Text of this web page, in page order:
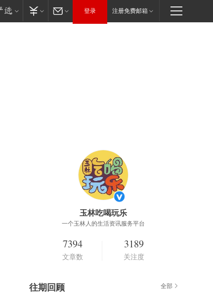
登录 注册免费邮箱
玉林吃喝玩乐
一个玉林人的生活资讯服务平台
7394
文章数
3189
关注度
往期回顾 全部